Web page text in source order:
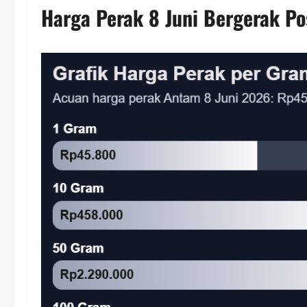
Harga Perak 8 Juni Bergerak